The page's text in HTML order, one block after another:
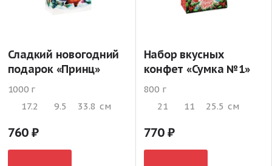
Сладкий новогодний
подарок «Принц»
1000 г
17.2
9.5 33.8 см
760
Набор вкусных
конфет «Сумка №1»
800 г
21
11 25.5 см
770